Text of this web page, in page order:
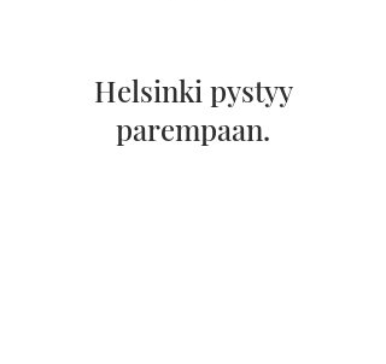
Helsinki pystyy
parempaan.